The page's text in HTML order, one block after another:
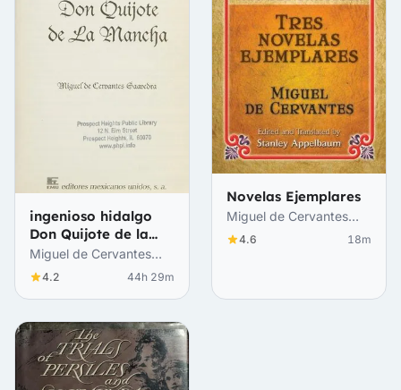
ingenioso hidalgo
Don Quijote de la
Mancha
Miguel de Cervantes
Saavedra
4.2 44h 29m
Novelas Ejemplares
Miguel de Cervantes
Saavedra
4.6 18m